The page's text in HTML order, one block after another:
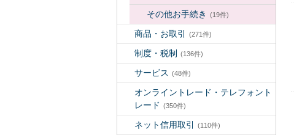
その他お手続き (19件)
商品・お取引 (271件)
制度・税制 (136件)
サービス (48件)
オンライントレード・テレフォント
レード (350件)
ネット信用取引 (110件)